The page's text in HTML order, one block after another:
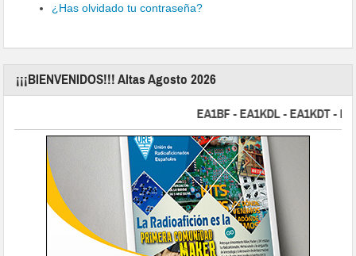
¿Has olvidado tu contraseña?
¡¡¡BIENVENIDOS!!! Altas Agosto 2026
EA1BF - EA1KDL - EA1KDT -